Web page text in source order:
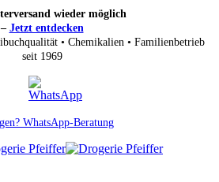
wieder möglich
– Jetzt entdecken
• Chemikalien • Familienbetrieb
seit 1969
WhatsApp-Beratung